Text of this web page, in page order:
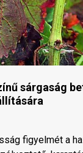
sárgaság
figyelmét a